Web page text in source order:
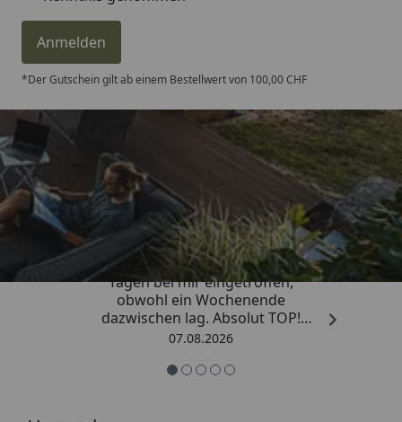
Anmelden
*Der Gutschein gilt ab einem Bestellwert von 100,00 CHF
Trusted Shops
4,81/ 5
„Die Bestellung ist innerhalb von 4
Tagen bei mir eingetroffen,
obwohl ein Wochenende
dazwischen lag. Absolut TOP!
Sicherlich nicht die letzte
so.“
07.08.2026